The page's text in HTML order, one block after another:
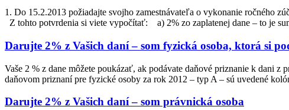
1. Do 15.2.2013 požiadajte svojho zamestnávateľa o vykonanie ročného
Z tohto potvrdenia si viete vypočítať: a) 2% zo zaplatenej dane – to je
Darujte 2% z Vašich daní – som fyzická osoba, ktorá si
Vaše 2 % z dane môžete poukázať, ak podávate daňové priznanie k dani
daňovom priznaní pre fyzické osoby za rok 2012 – typ A – sú uvedené
Darujte 2% z Vašich daní – som právnická osoba